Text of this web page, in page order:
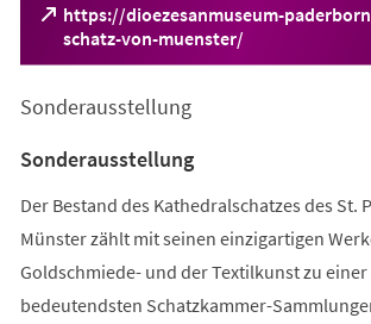
https://dioezesanmuseum-
schatz-von-muenster/
(Öffnet
in
neuen
Sonderausstellung
Sonderausstellung
Der Bestand des Kathedralschatzes des St.
Münster zählt mit seinen einzigartigen
Goldschmiede- und der Textilkunst zu
bedeutendsten Schatzkammer-